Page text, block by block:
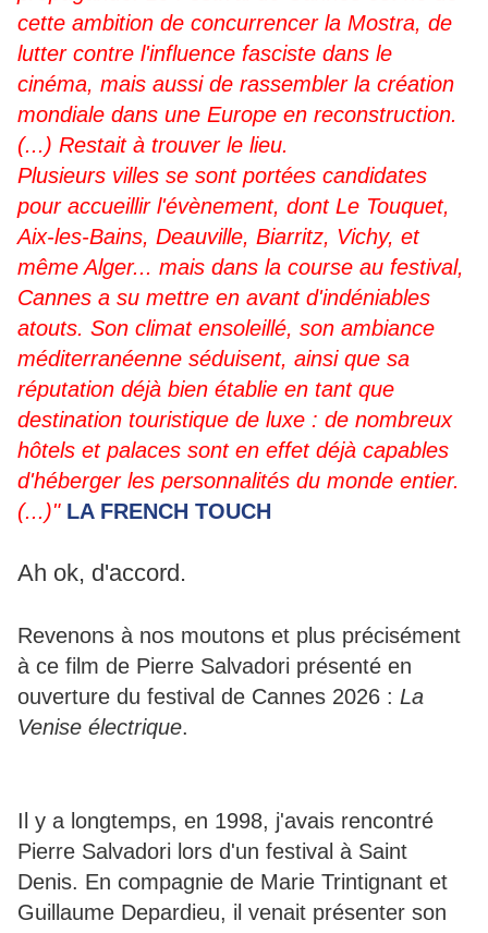
cette ambition de concurrencer la Mostra, de
lutter contre l'influence fasciste dans le
cinéma, mais aussi de rassembler la création
mondiale dans une Europe en reconstruction.
(...) Restait à trouver le lieu.
Plusieurs villes se sont portées candidates
pour accueillir l'évènement, dont Le Touquet,
Aix-les-Bains, Deauville, Biarritz, Vichy, et
même Alger... mais dans la course au festival,
Cannes a su mettre en avant d'indéniables
atouts. Son climat ensoleillé, son ambiance
méditerranéenne séduisent, ainsi que sa
réputation déjà bien établie en tant que
destination touristique de luxe : de nombreux
hôtels et palaces sont en effet déjà capables
d'héberger les personnalités du monde entier.
(...)" LA FRENCH TOUCH
Ah ok, d'accord.
Revenons à nos moutons et plus précisément
à ce film de Pierre Salvadori présenté en
ouverture du festival de Cannes 2026 : La
Venise électrique.
Il y a longtemps, en 1998, j'avais rencontré
Pierre Salvadori lors d'un festival à Saint
Denis. En compagnie de Marie Trintignant et
Guillaume Depardieu, il venait présenter son